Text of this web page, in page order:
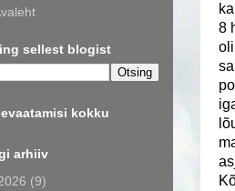
8
sellest blogist
kokku
arhiiv
(9)